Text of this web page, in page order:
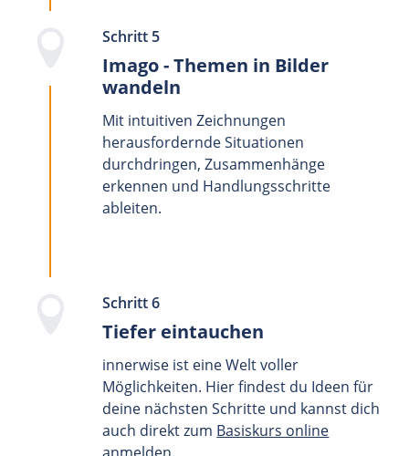
Schritt 5
Imago - Themen in Bilder
wandeln
Mit intuitiven Zeichnungen
herausfordernde Situationen
durchdringen, Zusammenhänge
erkennen und Handlungsschritte
ableiten.
Schritt 6
Tiefer eintauchen
innerwise ist eine Welt voller
Möglichkeiten. Hier findest du Ideen für
deine nächsten Schritte und kannst dich
auch direkt zum Basiskurs online